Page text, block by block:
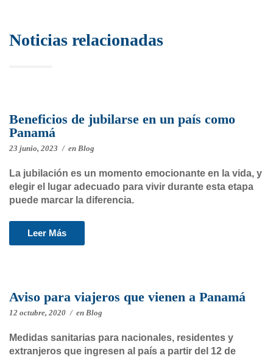
Noticias relacionadas
Beneficios de jubilarse en un país como
Panamá
23 junio, 2023 / en Blog
La jubilación es un momento emocionante en la vida, y
elegir el lugar adecuado para vivir durante esta etapa
puede marcar la diferencia.
Leer Más
Aviso para viajeros que vienen a Panamá
12 octubre, 2020 / en Blog
Medidas sanitarias para nacionales, residentes y
extranjeros que ingresen al país a partir del 12 de